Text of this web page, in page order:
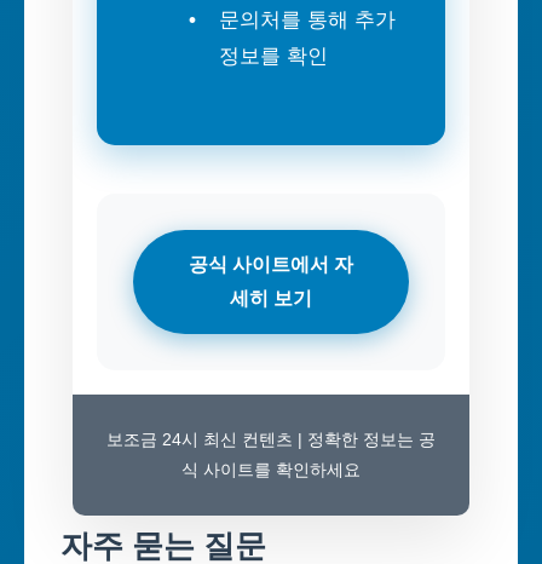
문의처를 통해 추가
정보를 확인
공식 사이트에서 자
세히 보기
보조금 24시 최신 컨텐츠 | 정확한 정보는 공
식 사이트를 확인하세요
자주 묻는 질문